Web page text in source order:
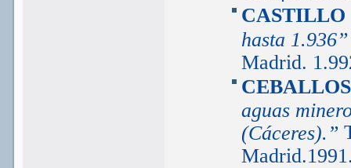
CASTILLO
hasta
Madrid.
aguas
(Cáceres).”